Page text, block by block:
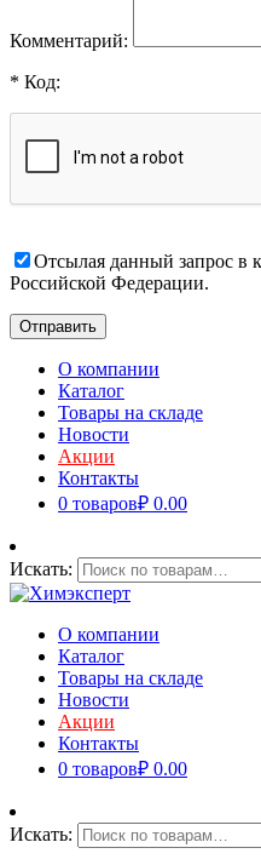
Комментарий:
* Код:
Отсылая данный запрос в
Российской Федерации.
О компании
Каталог
Товары на складе
Новости
Акции
Контакты
0 товаров₽ 0.00
Искать:
О компании
Каталог
Товары на складе
Новости
Акции
Контакты
0 товаров₽ 0.00
Искать: